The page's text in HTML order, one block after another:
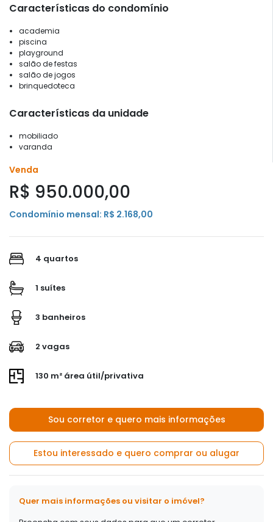
Características do condomínio
academia
piscina
playground
salão de festas
salão de jogos
brinquedoteca
Características da unidade
mobiliado
varanda
Venda
R$ 950.000,00
Condomínio mensal: R$ 2.168,00
4 quartos
1 suítes
3 banheiros
2 vagas
130 m² área útil/privativa
Sou corretor e quero mais informações
Estou interessado e quero comprar ou alugar
Quer mais informações ou visitar o imóvel?